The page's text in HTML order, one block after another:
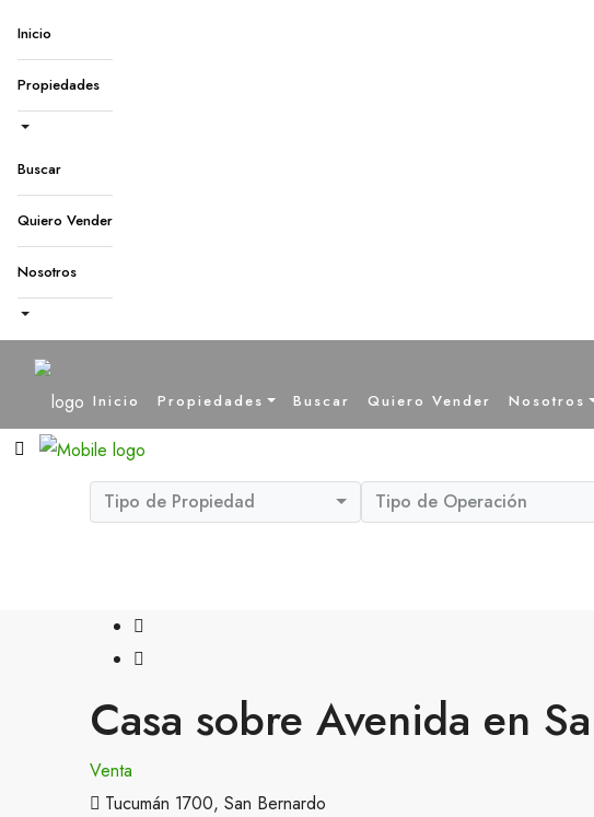
Inicio
Propiedades
Buscar
Quiero Vender
Nosotros
Inicio Propiedades Buscar Quiero Vender Nosotros
Tipo de Propiedad Tipo de Operación
Casa sobre Avenida en
Venta
Tucumán 1700, San Bernardo